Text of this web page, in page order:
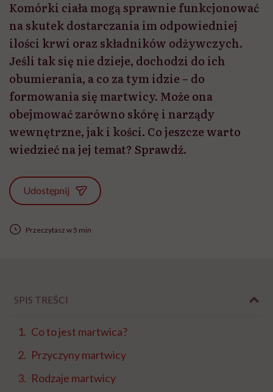
Komórki ciała mogą sprawnie funkcjonować
na skutek dostarczania im odpowiedniej
ilości krwi oraz składników odżywczych.
Jeśli tak się nie dzieje, dochodzi do ich
obumierania, a co za tym idzie – do
formowania się martwicy. Może ona
obejmować zarówno skórę i narządy
wewnętrzne, jak i kości. Co jeszcze warto
wiedzieć na jej temat? Sprawdź.
Udostępnij
Przeczytasz w 5 min
SPIS TREŚCI
Co to jest martwica?
Przyczyny martwicy
Rodzaje martwicy